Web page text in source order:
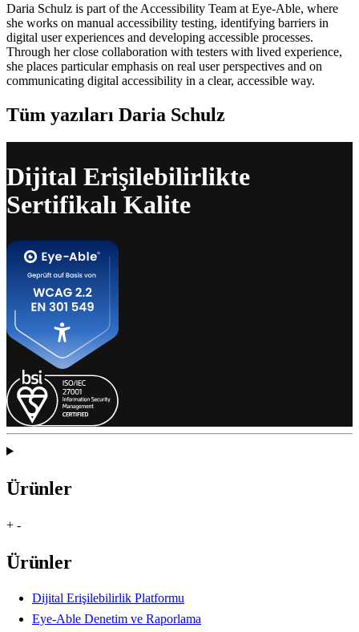
Daria Schulz is part of the Accessibility Team at Eye-Able, where
she works on manual accessibility testing, identifying barriers in
digital user experiences and developing accessible processes.
Through her close collaboration with testers with lived experience,
she places particular emphasis on real user perspectives and on
communicating digital accessibility in a clear, accessible way.
Tüm yazıları Daria Schulz
Dijital Erişilebilirlikte
Sertifikalı Kalite
Ürünler
+ -
Ürünler
Dijital Erişilebilirlik Platformu
Eye-Able Denetim ve Raporlama